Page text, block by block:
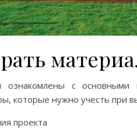
с основными
которые нужно учесть при
проекта